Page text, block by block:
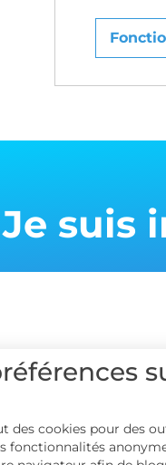
Je suis
l'agence de
Agency
des cookies pour des
fonctionnalités